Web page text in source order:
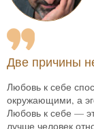
Две причины
Любовь к себе
окружающими, а
Любовь к себе —
лучше человек